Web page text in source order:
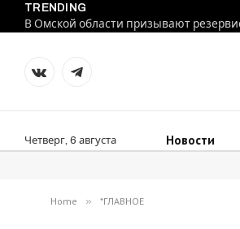
TRENDING
В Омской области призывают
VKontakteTelegram
Четверг, 6 августа Новости
Home » *ГЛАВНОЕ